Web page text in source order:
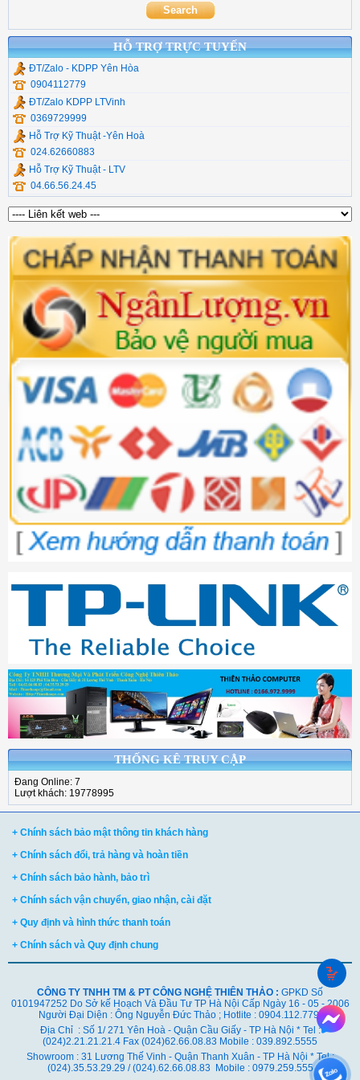
HỖ TRỢ TRỰC TUYẾN
ĐT/Zalo - KDPP Yên Hòa
0904112779
ĐT/Zalo KDPP LTVinh
0369729999
Hỗ Trợ Kỹ Thuật -Yên Hoà
024.62660883
Hỗ Trợ Kỹ Thuật - LTV
04.66.56.24.45
THỐNG KÊ TRUY CẬP
Đang Online: 7
Lượt khách: 19778995
+ Chính sách bảo mật thông tin khách hàng
+ Chính sách đổi, trả hàng và hoàn tiền
+ Chính sách bảo hành, bảo trì
+ Chính sách vận chuyển, giao nhận, cài đặt
+ Quy định và hình thức thanh toán
+ Chính sách và Quy định chung
CÔNG TY TNHH TM & PT CÔNG NGHỆ THIÊN THẢO : GPKD Số
0101947252 Do Sở kế Hoạch Và Đầu Tư TP Hà Nội Cấp Ngày 16 - 05 - 2006
Người Đại Diện : Ông Nguyễn Đức Thảo ; Hotlite : 0904.112.779
Địa Chỉ : Số 1/ 271 Yên Hoà - Quận Cầu Giấy - TP Hà Nội * Tel :
(024)2.21.21.21.4 Fax (024)62.66.08.83 Mobile : 039.892.5555
Showroom : 31 Lương Thế Vinh - Quận Thanh Xuân - TP Hà Nội * Tel :
(024).35.53.29.29 / (024).62.66.08.83 Mobile : 0979.259.555